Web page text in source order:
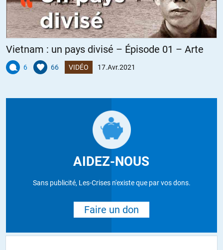
Vietnam : un pays divisé – Épisode 01 – Arte
6 66 VIDÉO 17.Avr.2021
AIDEZ-NOUS
Sans publicité, Les-Crises n'existe que par vos dons.
Faire un don